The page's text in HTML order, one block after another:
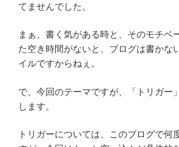
てませんでした。
まぁ、書く気がある時と、そのモチベ
た空き時間がないと、ブログは書かな
イルですからねぇ。
で、今回のテーマですが、「トリガー
します。
トリガーについては、このブログで何